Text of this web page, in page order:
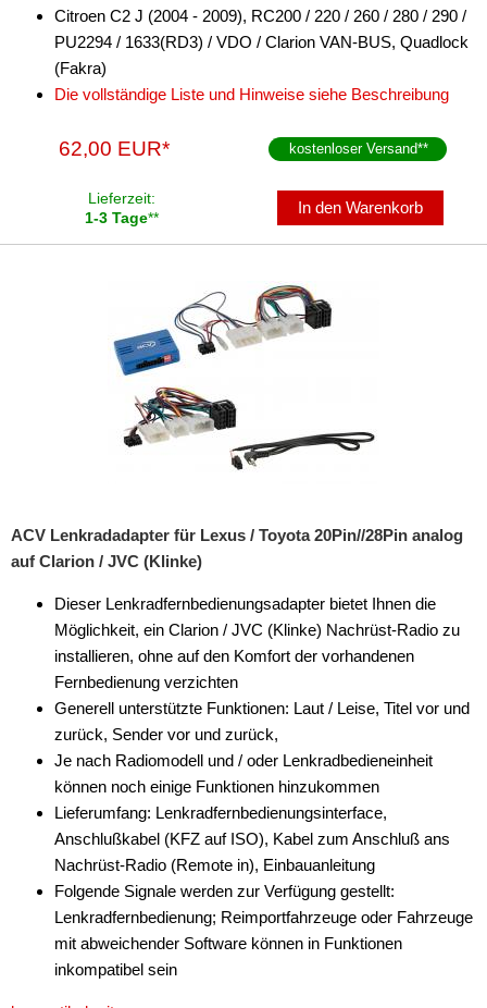
Citroen C2 J (2004 - 2009), RC200 / 220 / 260 / 280 / 290 /
PU2294 / 1633(RD3) / VDO / Clarion VAN-BUS, Quadlock
(Fakra)
Die vollständige Liste und Hinweise siehe Beschreibung
62,00 EUR* kostenloser Versand**
Lieferzeit:
1-3 Tage**
In den Warenkorb
ACV Lenkradadapter für Lexus / Toyota 20Pin//28Pin analog
auf Clarion / JVC (Klinke)
Dieser Lenkradfernbedienungsadapter bietet Ihnen die
Möglichkeit, ein Clarion / JVC (Klinke) Nachrüst-Radio zu
installieren, ohne auf den Komfort der vorhandenen
Fernbedienung verzichten
Generell unterstützte Funktionen: Laut / Leise, Titel vor und
zurück, Sender vor und zurück,
Je nach Radiomodell und / oder Lenkradbedieneinheit
können noch einige Funktionen hinzukommen
Lieferumfang: Lenkradfernbedienungsinterface,
Anschlußkabel (KFZ auf ISO), Kabel zum Anschluß ans
Nachrüst-Radio (Remote in), Einbauanleitung
Folgende Signale werden zur Verfügung gestellt:
Lenkradfernbedienung; Reimportfahrzeuge oder Fahrzeuge
mit abweichender Software können in Funktionen
inkompatibel sein